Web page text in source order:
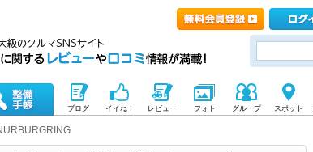
ブログ イイね！ レビュー フォト グループ スポット